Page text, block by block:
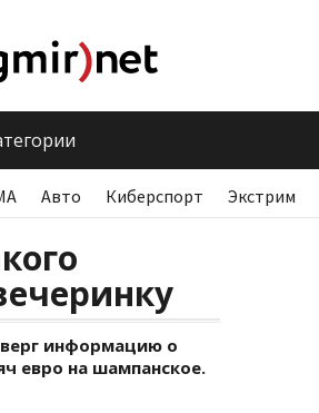
Авто Киберспорт Экстрим
информацию о
евро на шампанское.